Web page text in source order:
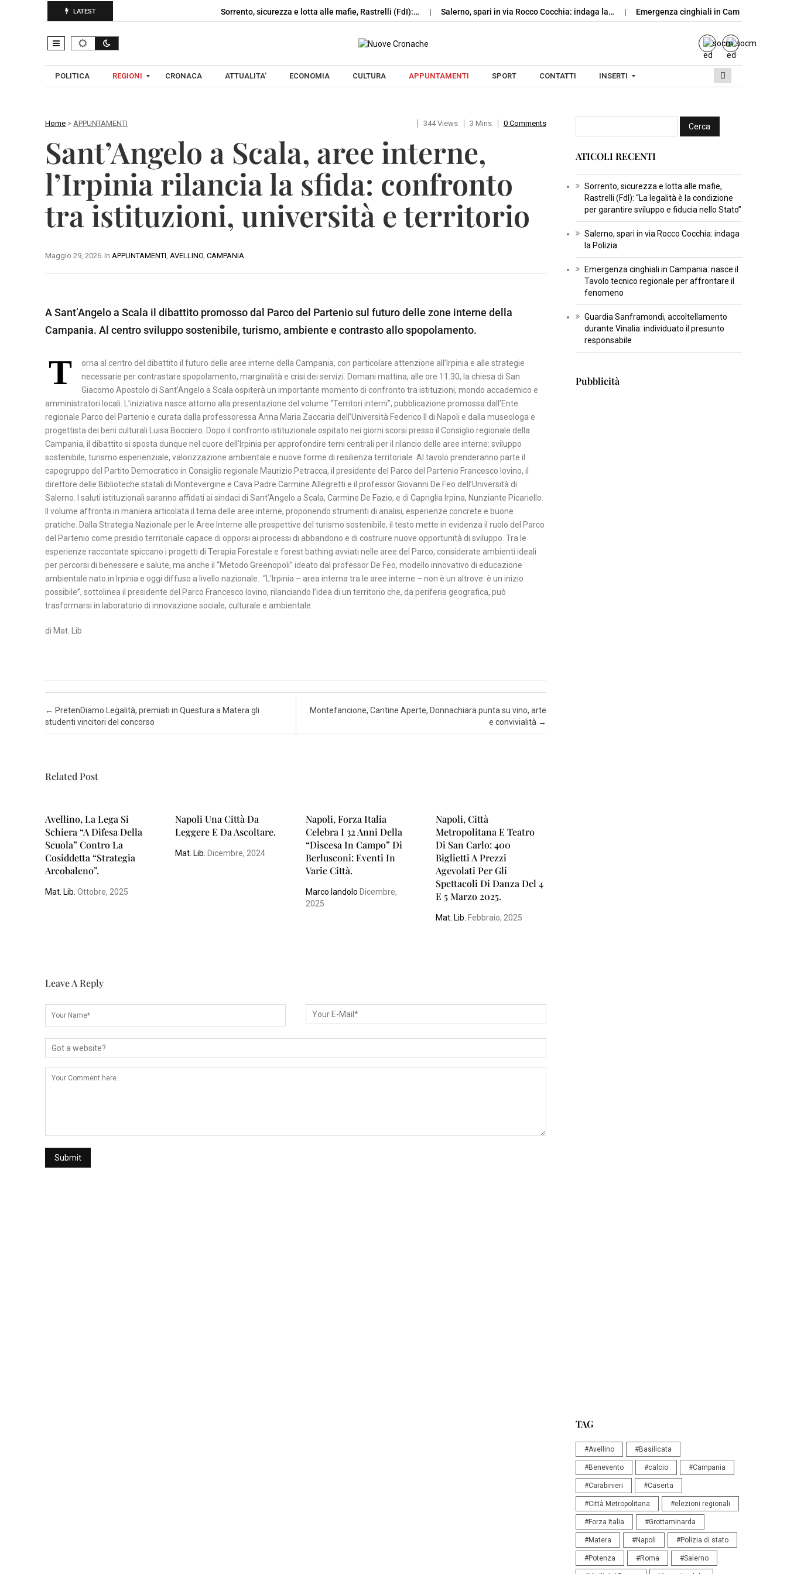
LATEST Sorrento, sicurezza e lotta alle mafie, Rastrelli (FdI):… Salerno, spari in via Rocco Cocchia: indaga la… Emergenza cinghiali in Campania:
Skip to content
POLITICA REGIONI
C
M
A
I
A
V
E
L
I
O
N
E
N
T
O
C
A
S
R
T
A
N
A
P
O
R
B
A
I
A
T
A
T
E
O
T
E
N
Z
CRONACA ATTUALITA’ ECONOMIA CULTURA APPUNTAMENTI SPORT CONTATTI INSERTI
S
R
T
C
U
U
R
A
S
Home > APPUNTAMENTI 344 Views 3 Mins 0 Comments
Sant’Angelo a Scala, aree interne,
l’Irpinia rilancia la sfida: confronto
tra istituzioni, università e territorio
In APPUNTAMENTI, AVELLINO, CAMPANIA
Maggio 29, 2026
A Sant’Angelo a Scala il dibattito promosso dal Parco del Partenio sul futuro delle zone interne della
Campania. Al centro sviluppo sostenibile, turismo, ambiente e contrasto allo spopolamento.
T
orna al centro del dibattito il futuro delle aree interne della Campania, con particolare attenzione all’Irpinia e alle strategie
necessarie per contrastare spopolamento, marginalità e crisi dei servizi. Domani mattina, alle ore 11.30, la chiesa di San
Giacomo Apostolo di Sant’Angelo a Scala ospiterà un importante momento di confronto tra istituzioni, mondo accademico e
amministratori locali. L’iniziativa nasce attorno alla presentazione del volume “Territori interni”, pubblicazione promossa dall’Ente
regionale Parco del Partenio e curata dalla professoressa Anna Maria Zaccaria dell’Università Federico II di Napoli e dalla museologa e
progettista dei beni culturali Luisa Bocciero. Dopo il confronto istituzionale ospitato nei giorni scorsi presso il Consiglio regionale della
Campania, il dibattito si sposta dunque nel cuore dell’Irpinia per approfondire temi centrali per il rilancio delle aree interne: sviluppo
sostenibile, turismo esperienziale, valorizzazione ambientale e nuove forme di resilienza territoriale. Al tavolo prenderanno parte il
capogruppo del Partito Democratico in Consiglio regionale Maurizio Petracca, il presidente del Parco del Partenio Francesco Iovino, il
direttore delle Biblioteche statali di Montevergine e Cava Padre Carmine Allegretti e il professor Giovanni De Feo dell’Università di
Salerno. I saluti istituzionali saranno affidati ai sindaci di Sant’Angelo a Scala, Carmine De Fazio, e di Capriglia Irpina, Nunziante Picariello.
Il volume affronta in maniera articolata il tema delle aree interne, proponendo strumenti di analisi, esperienze concrete e buone
pratiche. Dalla Strategia Nazionale per le Aree Interne alle prospettive del turismo sostenibile, il testo mette in evidenza il ruolo del Parco
del Partenio come presidio territoriale capace di opporsi ai processi di abbandono e di costruire nuove opportunità di sviluppo. Tra le
esperienze raccontate spiccano i progetti di Terapia Forestale e forest bathing avviati nelle aree del Parco, considerate ambienti ideali
per percorsi di benessere e salute, ma anche il “Metodo Greenopoli” ideato dal professor De Feo, modello innovativo di educazione
ambientale nato in Irpinia e oggi diffuso a livello nazionale. “L’Irpinia – area interna tra le aree interne – non è un altrove: è un inizio
possibile”, sottolinea il presidente del Parco Francesco Iovino, rilanciando l’idea di un territorio che, da periferia geografica, può
trasformarsi in laboratorio di innovazione sociale, culturale e ambientale.
di Mat. Lib
Post navigation
← PretenDiamo Legalità, premiati in Questura a Matera gli
studenti vincitori del concorso
Montefancione, Cantine Aperte, Donnachiara punta su vino, arte
e convivialità →
Related Post
Avellino, La Lega Si
Schiera “a Difesa Della
Scuola” Contro La
Cosiddetta “strategia
Arcobaleno”.
Mat. Lib. Ottobre, 2025
Napoli Una Città Da
Leggere E Da Ascoltare.
Mat. Lib. Dicembre, 2024
Napoli, Forza Italia
Celebra I 32 Anni Della
“discesa In Campo” Di
Berlusconi: Eventi In
Varie Città.
Marco Iandolo Dicembre,
2025
Napoli, Città
Metropolitana E Teatro
Di San Carlo: 400
Biglietti A Prezzi
Agevolati Per Gli
Spettacoli Di Danza Del 4
E 5 Marzo 2025.
Mat. Lib. Febbraio, 2025
Leave A Reply
ATICOLI RECENTI
Sorrento, sicurezza e lotta alle mafie,
Rastrelli (FdI): “La legalità è la condizione
per garantire sviluppo e fiducia nello Stato”
Salerno, spari in via Rocco Cocchia: indaga
la Polizia
Emergenza cinghiali in Campania: nasce il
Tavolo tecnico regionale per affrontare il
fenomeno
Guardia Sanframondi, accoltellamento
durante Vinalia: individuato il presunto
responsabile
Pubblicità
TAG
#Avellino #Basilicata
#Benevento #calcio #Campania
#Carabinieri #Caserta
#Città Metropolitana #elezioni regionali
#Forza Italia #Grottaminarda
#Matera #Napoli #Polizia di stato
#Potenza #Roma #Salerno